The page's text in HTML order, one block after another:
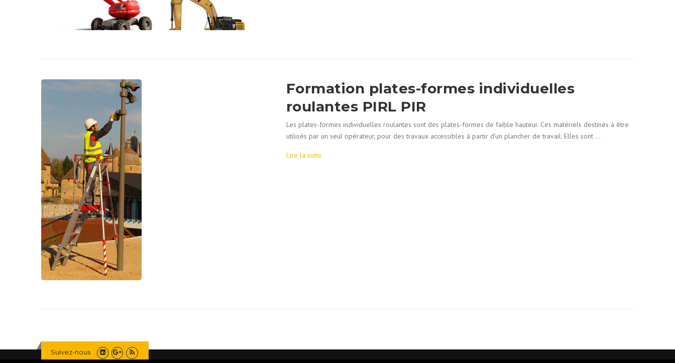
Formation plates-formes individuelles
roulantes PIRL PIR
Les plates-formes individuelles roulantes sont des plates-formes de faible hauteur. Ces matériels destinés à être
utilisés par un seul opérateur, pour des travaux accessibles à partir d’un plancher de travail. Elles sont …
Lire la suite
Suivez-nous